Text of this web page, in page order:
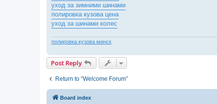
уход за зимними шинами
полировка кузова цена
уход за шинами колес
полировка кузова минск
Post Reply
Return to “Welcome Forum”
Board index